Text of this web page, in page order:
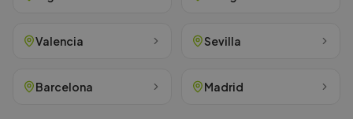
Valencia Sevilla
Barcelona Madrid